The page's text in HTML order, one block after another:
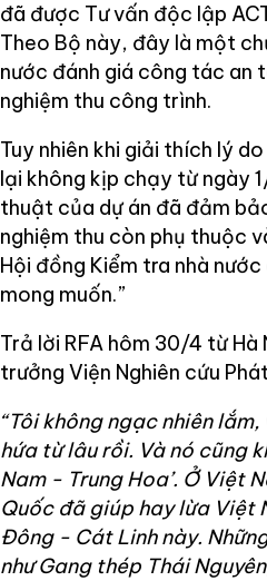
đã được Tư vấn độc lập
Theo Bộ này, đây là một
nước đánh giá công tác an
nghiệm thu công trình.
Tuy nhiên khi giải thích lý
lại không kịp chạy từ ngày
thuật của dự án đã đảm
nghiệm thu còn phụ thuộc
Hội đồng Kiểm tra nhà
mong muốn.”
Trả lời RFA hôm 30/4 từ Hà
trưởng Viện Nghiên cứu
“Tôi không ngạc nhiên
hứa từ lâu rồi. Và nó cũng
Nam - Trung Hoa’. Ở Việt
Quốc đã giúp hay lừa Việt
Đông - Cát Linh này.
như Gang thép Thái